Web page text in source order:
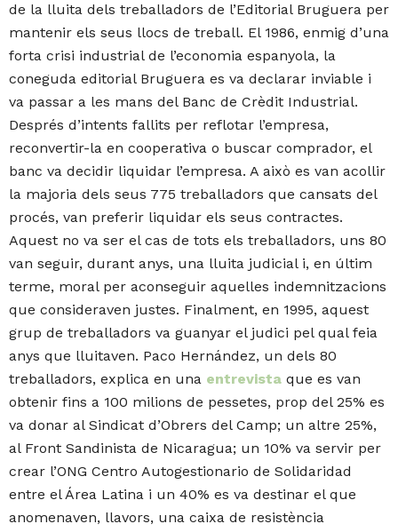
de la lluita dels treballadors de l’Editorial Bruguera per
mantenir els seus llocs de treball. El 1986, enmig d’una
forta crisi industrial de l’economia espanyola, la
coneguda editorial Bruguera es va declarar inviable i
va passar a les mans del Banc de Crèdit Industrial.
Després d’intents fallits per reflotar l’empresa,
reconvertir-la en cooperativa o buscar comprador, el
banc va decidir liquidar l’empresa. A això es van acollir
la majoria dels seus 775 treballadors que cansats del
procés, van preferir liquidar els seus contractes.
Aquest no va ser el cas de tots els treballadors, uns 80
van seguir, durant anys, una lluita judicial i, en últim
terme, moral per aconseguir aquelles indemnitzacions
que consideraven justes. Finalment, en 1995, aquest
grup de treballadors va guanyar el judici pel qual feia
anys que lluitaven. Paco Hernández, un dels 80
treballadors, explica en una entrevista que es van
obtenir fins a 100 milions de pessetes, prop del 25% es
va donar al Sindicat d’Obrers del Camp; un altre 25%,
al Front Sandinista de Nicaragua; un 10% va servir per
crear l’ONG Centro Autogestionario de Solidaridad
entre el Área Latina i un 40% es va destinar el que
anomenaven, llavors, una caixa de resistència